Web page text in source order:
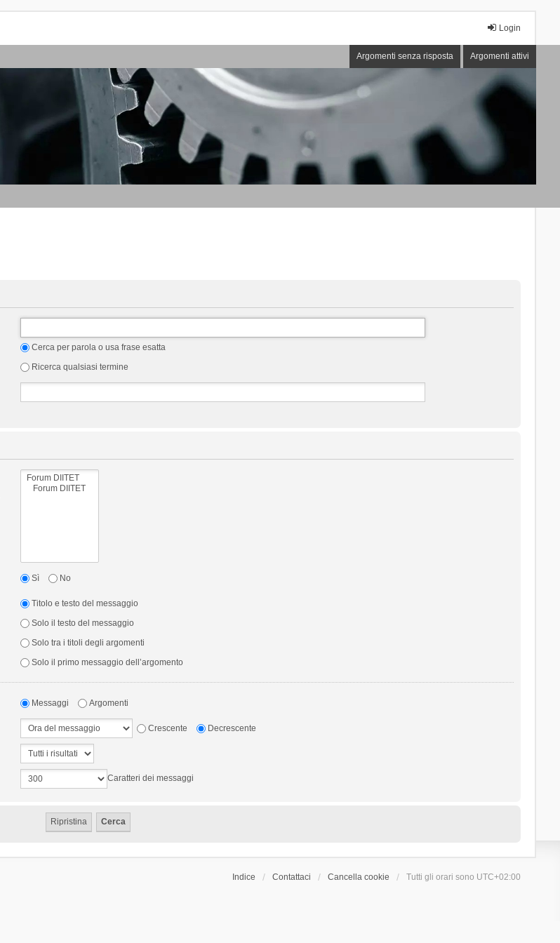
Login
Argomenti senza risposta Argomenti attivi
Cerca per parola o usa frase esatta
Ricerca qualsiasi termine
Sì No
Titolo e testo del messaggio
Solo il testo del messaggio
Solo tra i titoli degli argomenti
Solo il primo messaggio dell’argomento
Messaggi Argomenti
Crescente Decrescente
Caratteri dei messaggi
Indice Contattaci Cancella cookie Tutti gli orari sono UTC+02:00